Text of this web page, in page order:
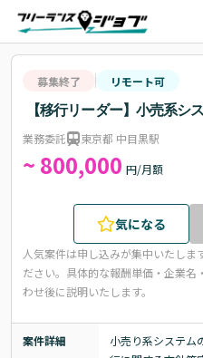
募集終了 リモート可
【移行リーダー】小売系シ
業務委託 東京都 中目黒駅
~ 800,000 円/月額
気になる
人気案件は申し込みが集中いたしま
ださい。 具体的な報酬単価・企業名
わせ後に説明いたします。
案件詳細
小売り系システム